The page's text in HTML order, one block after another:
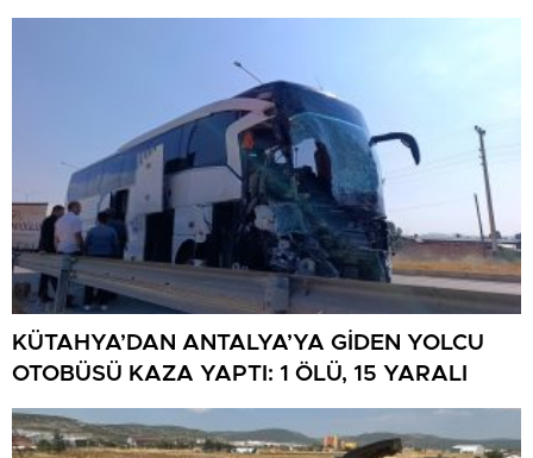
YANSIDI
KÜTAHYA’DAN ANTALYA’YA GİDEN YOLCU
OTOBÜSÜ KAZA YAPTI: 1 ÖLÜ, 15 YARALI